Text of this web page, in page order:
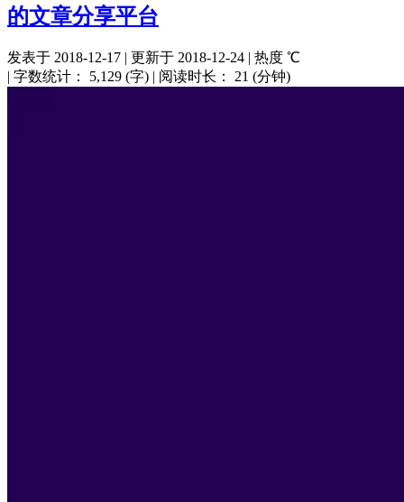
的文章分享平台
发表于 2018-12-17 | 更新于 2018-12-24 | 热度 ℃
| 字数统计： 5,129 (字) | 阅读时长： 21 (分钟)